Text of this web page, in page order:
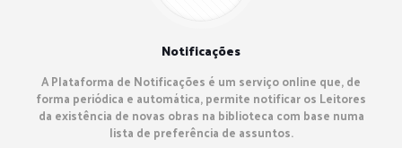
Notificações
A Plataforma de Notificações é um serviço online que, de
forma periódica e automática, permite notificar os Leitores
da existência de novas obras na biblioteca com base numa
lista de preferência de assuntos.